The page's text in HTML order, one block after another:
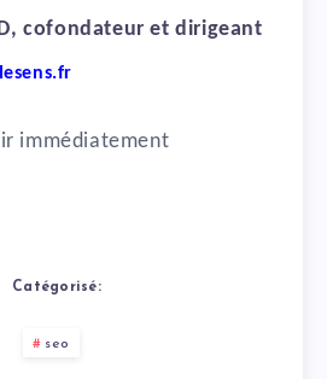
cofondateur et dirigeant
immédiatement
Catégorisé:
seo